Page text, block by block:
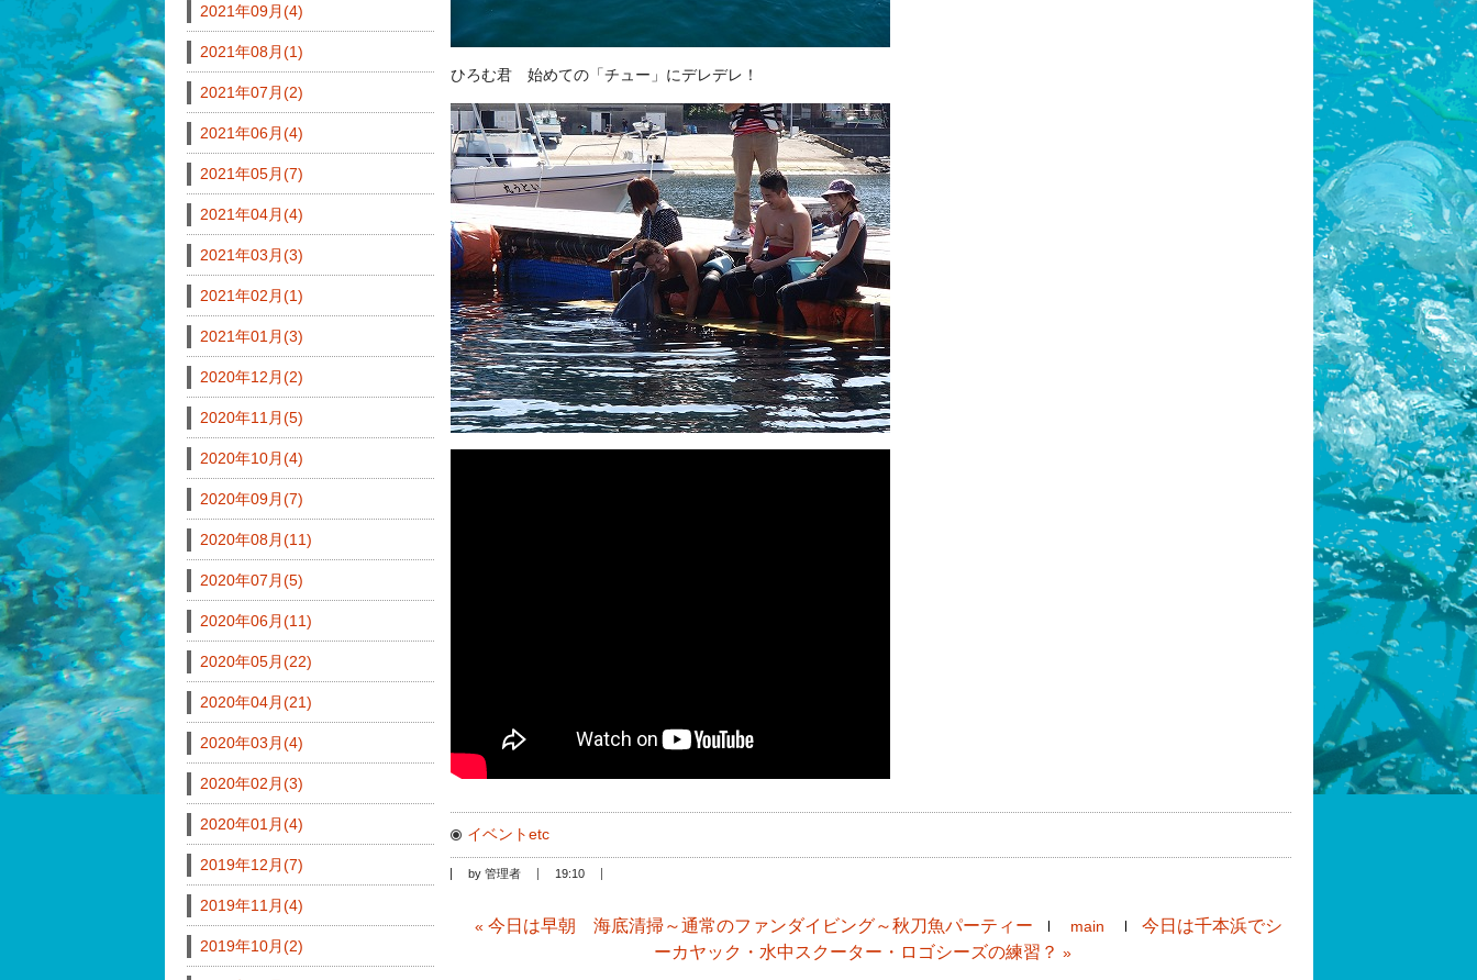
ひろむ君 始めての「チュー」にデレデレ！
イベントetc
by 管理者 19:10
« 今日は早朝 海底清掃～通常のファンダイビング～秋刀魚パーティー main
今日は千本浜でシ
ーカヤック・水中スクーター・ロゴシーズの練習？ »
2021年09月(4)
2021年08月(1)
2021年07月(2)
2021年06月(4)
2021年05月(7)
2021年04月(4)
2021年03月(3)
2021年02月(1)
2021年01月(3)
2020年12月(2)
2020年11月(5)
2020年10月(4)
2020年09月(7)
2020年08月(11)
2020年07月(5)
2020年06月(11)
2020年05月(22)
2020年04月(21)
2020年03月(4)
2020年02月(3)
2020年01月(4)
2019年12月(7)
2019年11月(4)
2019年10月(2)